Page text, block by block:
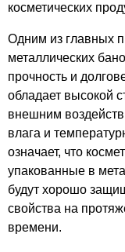
косметических
Одним из главных
металлических
прочность и
обладает высокой
внешним
влага и
означает, что
упакованные в
будут хорошо
свойства на
времени.